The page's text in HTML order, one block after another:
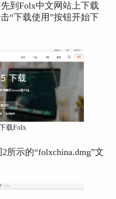
到Folx中文网站上下载
“下载使用”按钮开始下
载Folx
所示的“folxchina.dmg”文